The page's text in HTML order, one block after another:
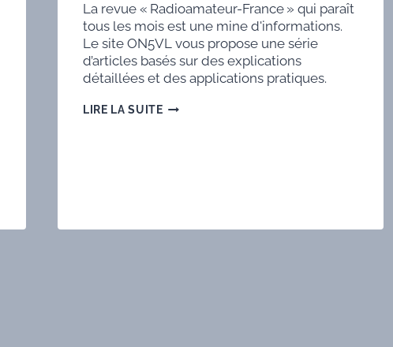
La revue « Radioamateur-France » qui paraît
tous les mois est une mine d'informations.
Le site ON5VL vous propose une série
d’articles basés sur des explications
détaillées et des applications pratiques.
LIRE LA SUITETECHNIQUE